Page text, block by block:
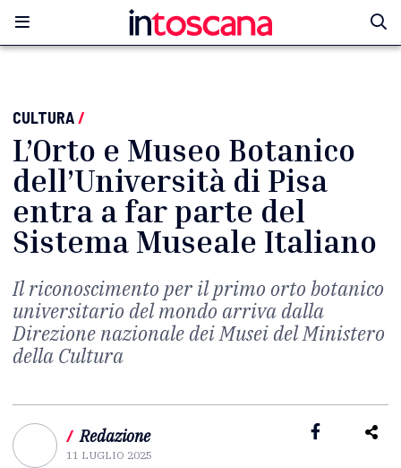
CULTURA/
L’Orto e Museo Botanico
dell’Università di Pisa
entra a far parte del
Sistema Museale Italiano
Il riconoscimento per il primo orto botanico
universitario del mondo arriva dalla
Direzione nazionale dei Musei del Ministero
della Cultura
/ Redazione
11 LUGLIO 2025